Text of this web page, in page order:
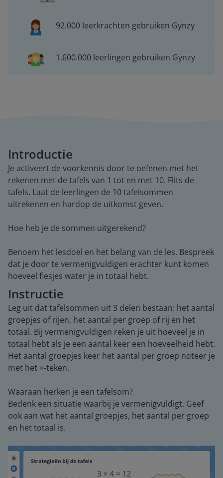
92.000 leerkrachten gebruiken Gynzy
1.600.000 leerlingen gebruiken Gynzy
Introductie
Je activeert de voorkennis door te oefenen met het
rekenen met de tafels van 1 tot en met 10. Flits de
tafels. Laat de leerlingen de 10 tafelsommen
uitrekenen en hardop de uitkomst geven.
Hoe heb je de sommen uitgerekend?
Benoem het lesdoel en het belang van de les. Bespreek
dat je door te vermenigvuldigen erachter kunt komen
hoeveel flesjes water je in totaal hebt.
Instructie
Leg uit dat tafelsommen uit 3 delen bestaan: het aantal
groepjes of rijen, het aantal per groep of rij en het
totaal. Bij vermenigvuldigen reken je uit hoeveel je in
totaal hebt als je een aantal keer een hoeveelheid hebt.
Het aantal groepjes keer het aantal per groep noteer je
met het ×-teken.
Waaraan herken je een tafelsom?
Bedenk een situatie waarbij je vermenigvuldigt. Geef
ook aan wat het aantal groepjes, het aantal per groep
en het totaal is.